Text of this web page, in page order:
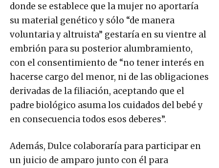
donde se establece que la mujer no aportaría
su material genético y sólo “de manera
voluntaria y altruista” gestaría en su vientre al
embrión para su posterior alumbramiento,
con el consentimiento de “no tener interés en
hacerse cargo del menor, ni de las obligaciones
derivadas de la filiación, aceptando que el
padre biológico asuma los cuidados del bebé y
en consecuencia todos esos deberes”.
Además, Dulce colaboraría para participar en
un juicio de amparo junto con él para